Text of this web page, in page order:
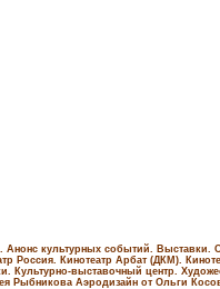
культурных событий. Выставки.
Россия. Кинотеатр Арбат (ДКМ).
Культурно-выставочный центр.
Рыбникова Аэродизайн от Ольги